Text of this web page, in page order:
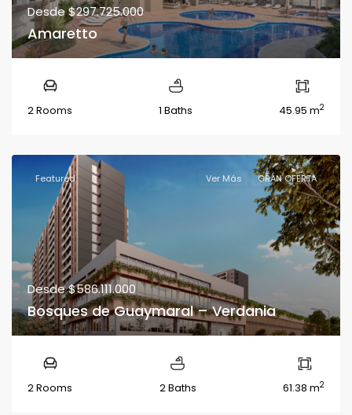
Desde$297.725.000
Amaretto
2 Rooms 1 Baths 45.95 m2
Featured Ver Más GRAN OFERTA
Desde$586.111.000
Bosques de Guaymaral – Verdania
2 Rooms 2 Baths 61.38 m2